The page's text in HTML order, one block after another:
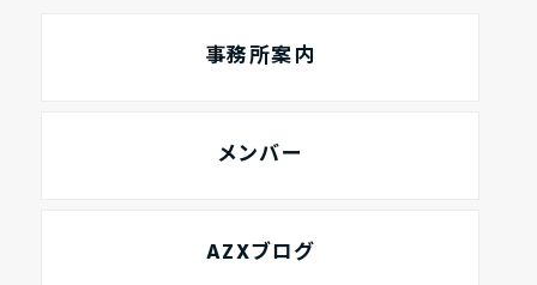
事務所案内
メンバー
AZXブログ